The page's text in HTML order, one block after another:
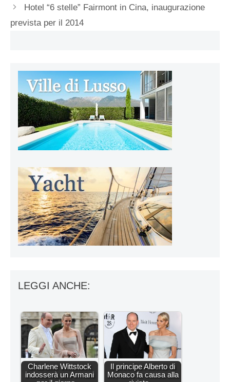
Hotel “6 stelle” Fairmont in Cina, inaugurazione
prevista per il 2014
LEGGI ANCHE:
Charlene Wittstock
indosserà un Armani
Il principe Alberto di
Monaco fa causa alla